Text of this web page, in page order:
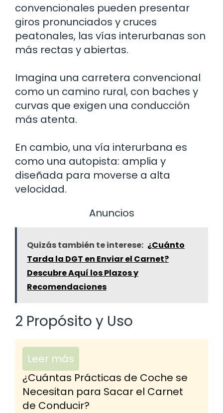
convencionales pueden presentar
giros pronunciados y cruces
peatonales, las vías interurbanas son
más rectas y abiertas.
Imagina una carretera convencional
como un camino rural, con baches y
curvas que exigen una conducción
más atenta.
En cambio, una vía interurbana es
como una autopista: amplia y
diseñada para moverse a alta
velocidad.
Anuncios
Quizás también te interese: ¿Cuánto
Tarda la DGT en Enviar el Carnet?
Descubre Aquí los Plazos y
Recomendaciones
2 Propósito y Uso
Leer más
¿Cuántas Prácticas de Coche se
Necesitan para Sacar el Carnet
de Conducir?